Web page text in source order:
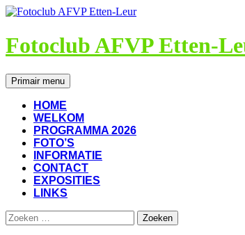
Ga
de
inhoud
Fotoclub AFVP Etten-
Zoeken
Primair menu
HOME
WELKOM
PROGRAMMA 2026
FOTO’S
INFORMATIE
CONTACT
EXPOSITIES
LINKS
Zoeken
naar: